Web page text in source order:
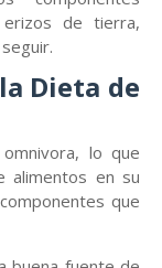
de tierra,
Dieta de
lo que
alimentos en su
que